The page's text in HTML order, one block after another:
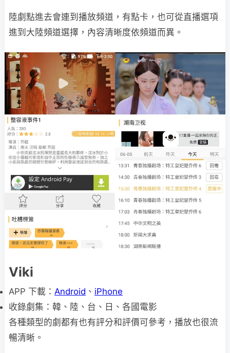
陸劇點進去會連到播放頻道，有點卡，也可從直播選項
進到大陸頻道選擇，內容清晰度依頻道而異。
Viki
APP 下載： Android 、 iPhone
收錄劇集：韓、陸、台、日、各國電影
各種類型的劇都有也有評分和評價可參考，播放也很流
暢清晰。